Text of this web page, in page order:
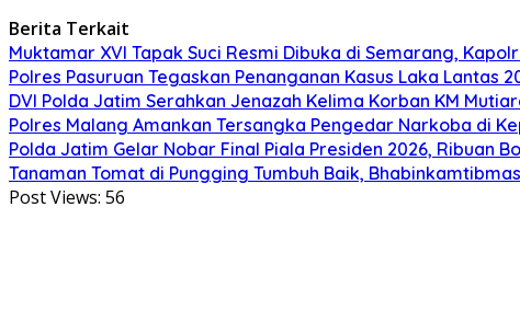
Berita Terkait
Muktamar XVI Tapak Suci Resmi Dibuka di Semarang,
Polres Pasuruan Tegaskan Penanganan Kasus Laka Lantas
DVI Polda Jatim Serahkan Jenazah Kelima Korban KM
Polres Malang Amankan Tersangka Pengedar Narkoba di
Polda Jatim Gelar Nobar Final Piala Presiden 2026, Ribuan
Tanaman Tomat di Pungging Tumbuh Baik,
Post Views: 56